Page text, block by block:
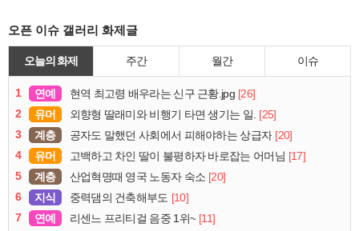
오픈 이슈 갤러리 화제글
오늘의 화제 주간 월간 이슈
1 연예 현역 최고령 배우라는 신구 근황.jpg [26]
2
유머 외향형 딸래미와 비행기 타면 생기는 일. [25]
3
계층 공자도 말했던 사회에서 피해야하는 상급자 [20]
4
유머 고백하고 차인 딸이 불평하자 바로잡는 어머님 [17]
5
계층 산업혁명때 영국 노동자 숙소 [20]
6
지식 중력댐의 건축해부도 [10]
7
연예 리센느 프리티걸 음중 1위~ [11]